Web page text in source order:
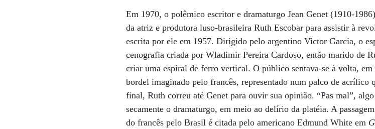
Em 1970, o polêmico escritor e dramaturgo Jean Genet (1910-
da atriz e produtora luso-brasileira Ruth Escobar para assistir à
escrita por ele em 1957. Dirigido pelo argentino Victor Garcia, o
cenografia criada por Wladimir Pereira Cardoso, então marido de
criar uma espiral de ferro vertical. O público sentava-se à volta,
bordel imaginado pelo francês, representado num palco de acrílico
final, Ruth correu até Genet para ouvir sua opinião. “Pas mal”,
secamente o dramaturgo, em meio ao delírio da platéia. A passagem
do francês pelo Brasil é citada pelo americano Edmund White em